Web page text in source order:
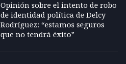
Opinión sobre el intento de robo
de identidad política de Delcy
Rodríguez: “estamos seguros
que no tendrá éxito”